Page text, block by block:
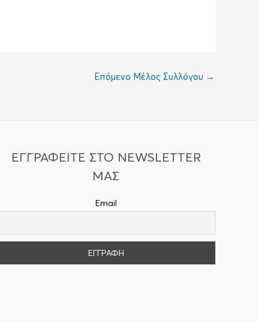
Επόμενο Μέλος Συλλόγου →
ΕΓΓΡΑΦΕΙΤΕ ΣΤΟ NEWSLETTER
ΜΑΣ
Email